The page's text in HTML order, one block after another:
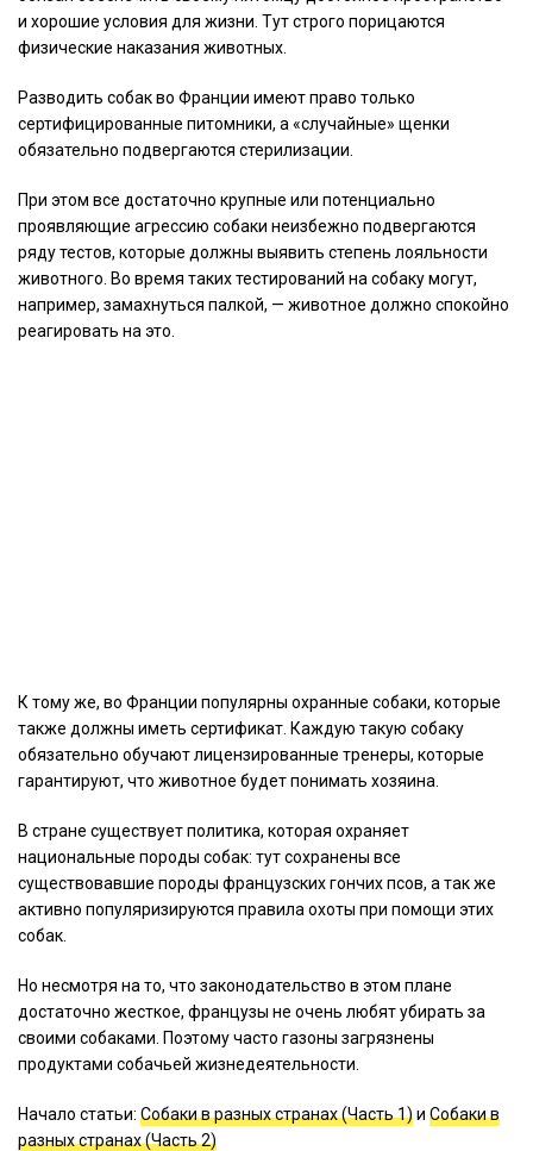
и хорошие условия для жизни. Тут строго порицаются
физические наказания животных.
Разводить собак во Франции имеют право только
сертифицированные питомники, а «случайные» щенки
обязательно подвергаются стерилизации.
При этом все достаточно крупные или потенциально
проявляющие агрессию собаки неизбежно подвергаются
ряду тестов, которые должны выявить степень лояльности
животного. Во время таких тестирований на собаку могут,
например, замахнуться палкой, — животное должно спокойно
реагировать на это.
К тому же, во Франции популярны охранные собаки, которые
также должны иметь сертификат. Каждую такую собаку
обязательно обучают лицензированные тренеры, которые
гарантируют, что животное будет понимать хозяина.
В стране существует политика, которая охраняет
национальные породы собак: тут сохранены все
существовавшие породы французских гончих псов, а так же
активно популяризируются правила охоты при помощи этих
собак.
Но несмотря на то, что законодательство в этом плане
достаточно жесткое, французы не очень любят убирать за
своими собаками. Поэтому часто газоны загрязнены
продуктами собачьей жизнедеятельности.
Начало статьи: Собаки в разных странах (Часть 1)и Собаки в
разных странах (Часть 2)